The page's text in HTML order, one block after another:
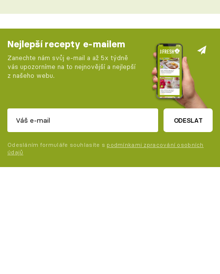
Nejlepší recepty e-mailem
Zanechte nám svůj e-mail a až 5x týdně
vás upozorníme na to nejnovější a nejlepší
z našeho webu.
ODESLAT
Odesláním formuláře souhlasíte s podmínkami zpracování osobních
údajů